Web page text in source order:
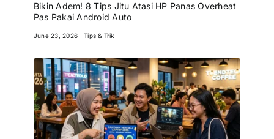
Bikin Adem! 8 Tips Jitu Atasi HP Panas Overheat
Pas Pakai Android Auto
June 23, 2026 Tips & Trik